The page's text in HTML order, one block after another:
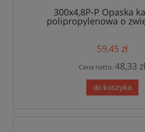
300x4,8P-P Opaska
polipropylenowa o
odporności na
kolor zielonkawy op.100szt
59,45 zł
Cena netto:48,33
do koszyka